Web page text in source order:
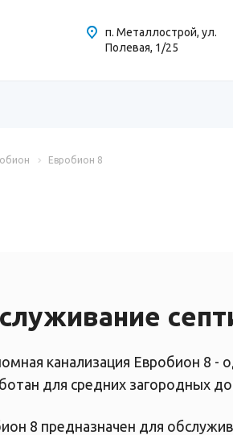
п. Металлострой, ул.
Полевая, 1/25
Евробион 8
канализация Евробион 8 -
для средних загородных
8 предназначен для